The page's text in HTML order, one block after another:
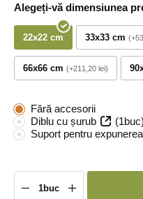
Alegeți-vă dimensiunea
22x22 cm 33x33 cm
66x66 cm +211,20 lei
Fără accesorii
Diblu cu șurub
(1buc)
Suport pentru